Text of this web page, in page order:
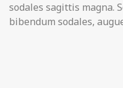
sodales sagittis magna.
bibendum sodales,